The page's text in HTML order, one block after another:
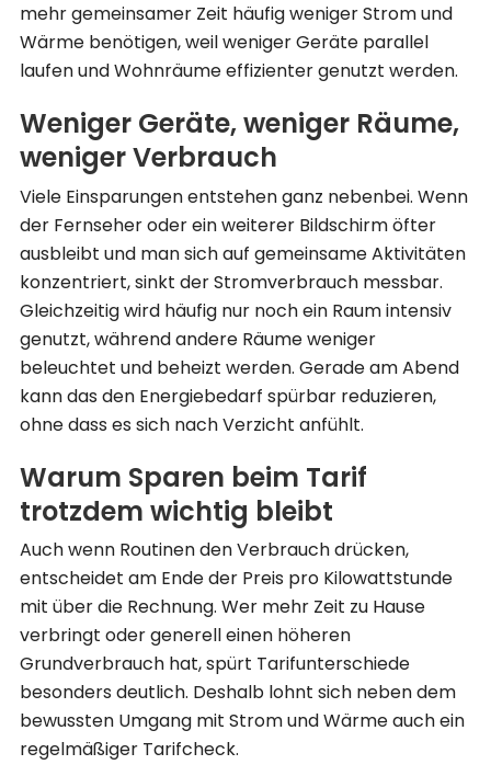
mehr gemeinsamer Zeit häufig weniger Strom und
Wärme benötigen, weil weniger Geräte parallel
laufen und Wohnräume effizienter genutzt werden.
Weniger Geräte, weniger Räume,
weniger Verbrauch
Viele Einsparungen entstehen ganz nebenbei. Wenn
der Fernseher oder ein weiterer Bildschirm öfter
ausbleibt und man sich auf gemeinsame Aktivitäten
konzentriert, sinkt der Stromverbrauch messbar.
Gleichzeitig wird häufig nur noch ein Raum intensiv
genutzt, während andere Räume weniger
beleuchtet und beheizt werden. Gerade am Abend
kann das den Energiebedarf spürbar reduzieren,
ohne dass es sich nach Verzicht anfühlt.
Warum Sparen beim Tarif
trotzdem wichtig bleibt
Auch wenn Routinen den Verbrauch drücken,
entscheidet am Ende der Preis pro Kilowattstunde
mit über die Rechnung. Wer mehr Zeit zu Hause
verbringt oder generell einen höheren
Grundverbrauch hat, spürt Tarifunterschiede
besonders deutlich. Deshalb lohnt sich neben dem
bewussten Umgang mit Strom und Wärme auch ein
regelmäßiger Tarifcheck.